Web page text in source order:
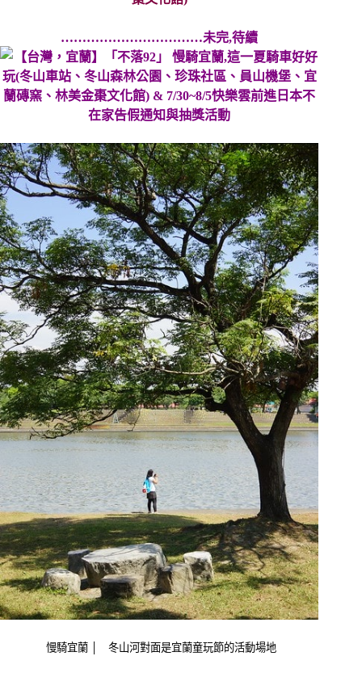
……………………………未完,待續
慢騎宜蘭 │ 冬山河對面是宜蘭童玩節的活動場地